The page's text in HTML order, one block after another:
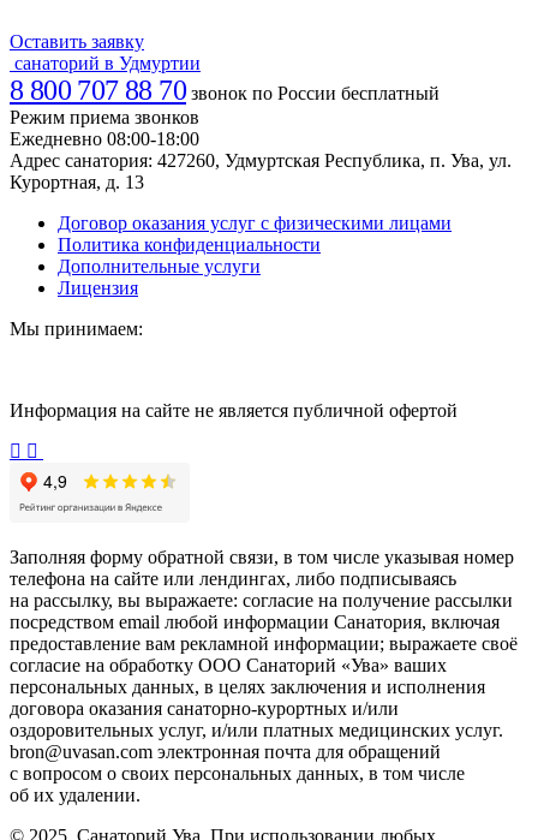
Оставить заявку
санаторий в Удмуртии
8 800 707 88 70 звонок по России бесплатный
Режим приема звонков
Ежедневно 08:00-18:00
Адрес санатория: 427260, Удмуртская Республика, п. Ува, ул.
Курортная, д. 13
Договор оказания услуг с физическими лицами
Политика конфиденциальности
Дополнительные услуги
Лицензия
Мы принимаем:
Информация на сайте не является публичной офертой
Заполняя форму обратной связи, в том числе указывая номер
телефона на сайте или лендингах, либо подписываясь
на рассылку, вы выражаете: согласие на получение рассылки
посредством email любой информации Санатория, включая
предоставление вам рекламной информации; выражаете своё
согласие на обработку ООО Санаторий «Ува» ваших
персональных данных, в целях заключения и исполнения
договора оказания санаторно-курортных и/или
оздоровительных услуг, и/или платных медицинских услуг.
bron@uvasan.com электронная почта для обращений
с вопросом о своих персональных данных, в том числе
об их удалении.
© 2025, Санаторий Ува. При использовании любых